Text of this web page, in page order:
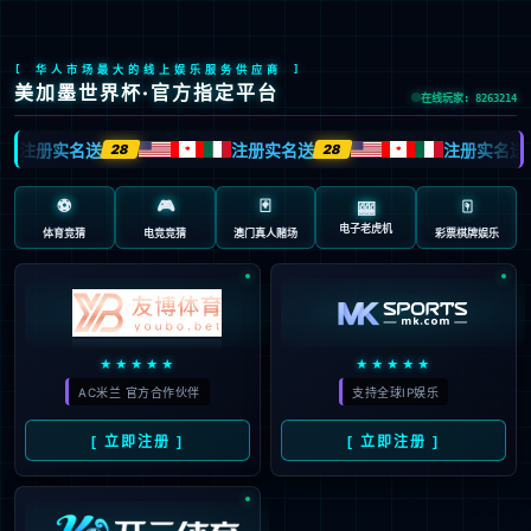
关注行业动态，
深耕行业多年，提供全行业技术
了解更多